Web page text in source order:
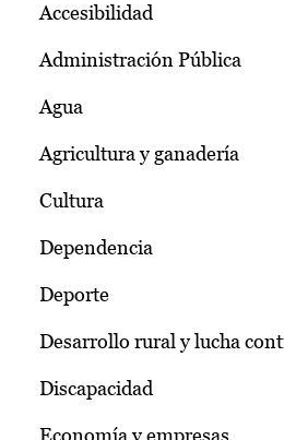
Accesibilidad
Administración Pública
Agua
Agricultura y ganadería
Cultura
Dependencia
Deporte
Desarrollo rural y lucha
Discapacidad
Economía y empresas